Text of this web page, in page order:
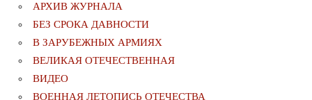
АРХИВ ЖУРНАЛА
БЕЗ СРОКА ДАВНОСТИ
В ЗАРУБЕЖНЫХ АРМИЯХ
ВЕЛИКАЯ ОТЕЧЕСТВЕННАЯ
ВИДЕО
ВОЕННАЯ ЛЕТОПИСЬ ОТЕЧЕСТВА